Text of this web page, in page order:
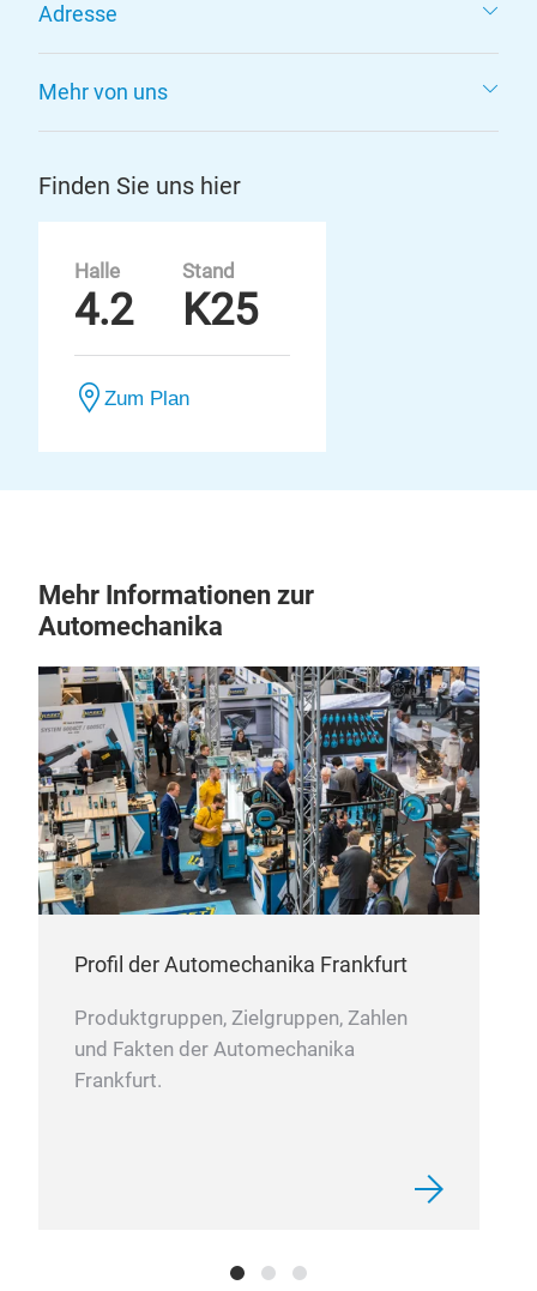
Adresse
Mehr von uns
Finden Sie uns hier
Halle
4.2
Stand
K25
Zum Plan
Mehr Informationen zur
Automechanika
Profil der Automechanika Frankfurt
Produktgruppen, Zielgruppen, Zahlen
und Fakten der Automechanika
Frankfurt.